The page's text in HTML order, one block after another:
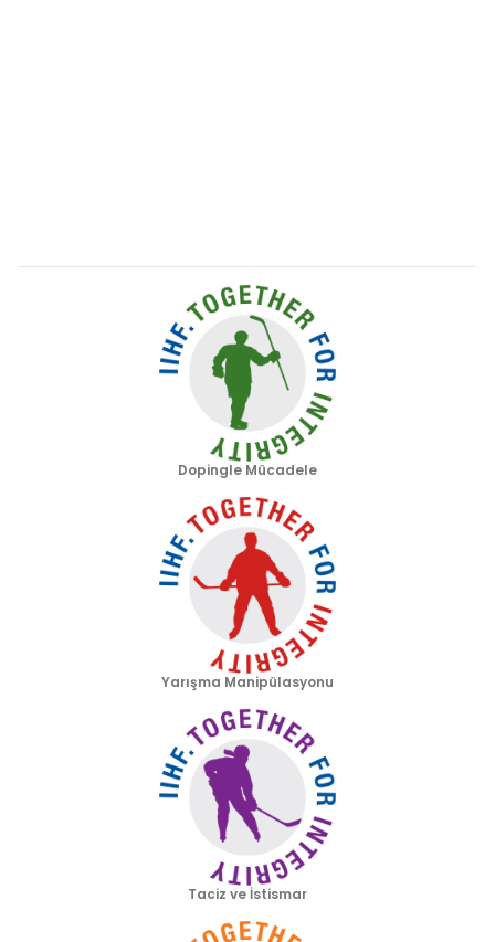
Dopingle Mücadele
Yarışma Manipülasyonu
Taciz ve İstismar